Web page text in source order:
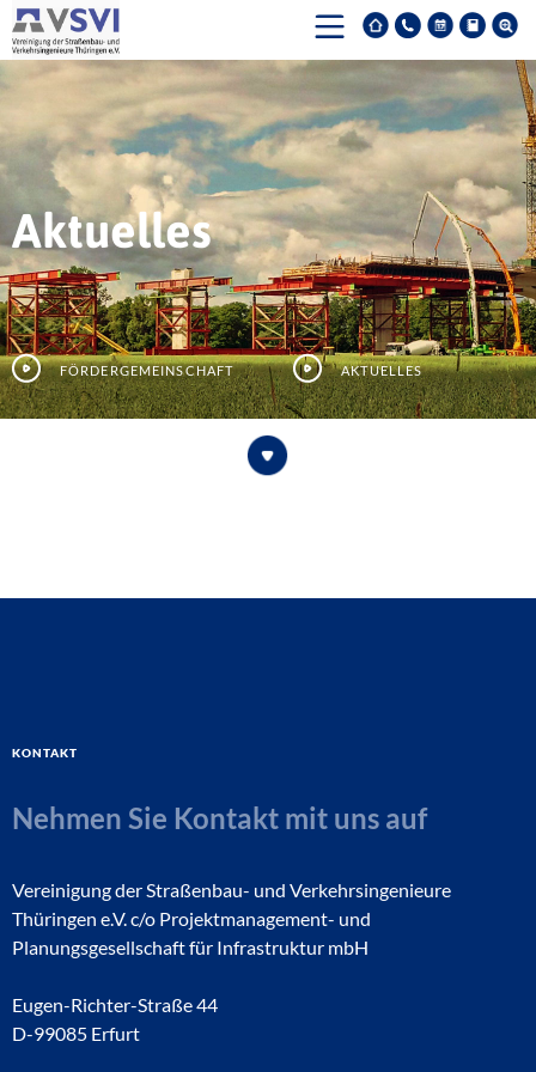
Aktuelles
Fördergemeinschaft Aktuelles
Kontakt
Nehmen Sie Kontakt mit uns auf
Vereinigung der Straßenbau- und Verkehrsingenieure
Thüringen e.V. c/o Projektmanagement- und
Planungsgesellschaft für Infrastruktur mbH
Eugen-Richter-Straße 44
D-99085 Erfurt